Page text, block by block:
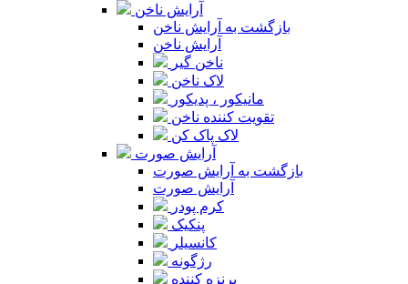
آرایش ناخن
بازگشت به آرایش ناخن
آرایش ناخن
ناخن گیر
لاک ناخن
مانیکور ، پدیکور
تقویت کننده ناخن
لاک پاک کن
آرایش صورت
بازگشت به آرایش صورت
آرایش صورت
کرم پودر
پنکیک
کانسیلر
رژگونه
برنزه کننده